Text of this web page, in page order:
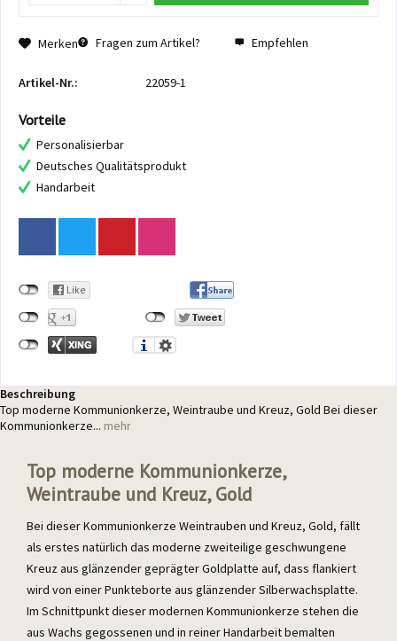
Merken Fragen zum Artikel? Empfehlen
Artikel-Nr.: 22059-1
Vorteile
Personalisierbar
Deutsches Qualitätsprodukt
Handarbeit
Beschreibung
Top moderne Kommunionkerze, Weintraube und Kreuz, Gold Bei dieser
Kommunionkerze... mehr
Top moderne Kommunionkerze,
Weintraube und Kreuz, Gold
Bei dieser Kommunionkerze Weintrauben und Kreuz, Gold, fällt
als erstes natürlich das moderne zweiteilige geschwungene
Kreuz aus glänzender geprägter Goldplatte auf, dass flankiert
wird von einer Punkteborte aus glänzender Silberwachsplatte.
Im Schnittpunkt dieser modernen Kommunionkerze stehen die
aus Wachs gegossenen und in reiner Handarbeit bemalten